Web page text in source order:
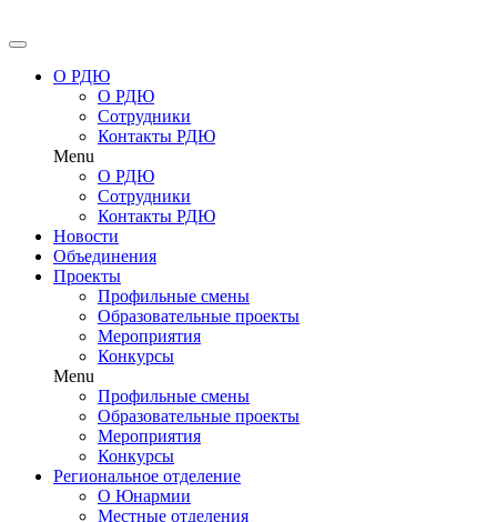
к
О РДЮ
О РДЮ
Сотрудники
Контакты РДЮ
Menu
О РДЮ
Сотрудники
Контакты РДЮ
Новости
Объединения
Проекты
Профильные смены
Образовательные проекты
Мероприятия
Конкурсы
Menu
Профильные смены
Образовательные проекты
Мероприятия
Конкурсы
Региональное отделение
О Юнармии
Местные отделения